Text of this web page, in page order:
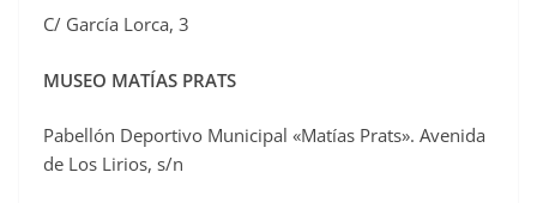
C/ García Lorca, 3
MUSEO MATÍAS PRATS
Pabellón Deportivo Municipal «Matías Prats». Avenida
de Los Lirios, s/n